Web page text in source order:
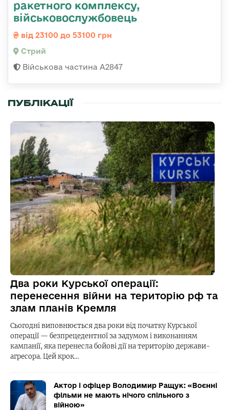
ракетного комплексу,
військовослужбовець
від 23100 до 53100 грн
Стрий
Військова частина А2847
ПУБЛІКАЦІЇ
Два роки Курської операції:
перенесення війни на територію рф та
злам планів Кремля
Сьогодні виповнюється два роки від початку Курської
операції — безпрецедентної за задумом і виконанням
кампанії, яка перенесла бойові дії на територію держави-
агресора. Цей крок…
Актор і офіцер Володимир Ращук: «Воєнні
фільми не мають нічого спільного з
війною»